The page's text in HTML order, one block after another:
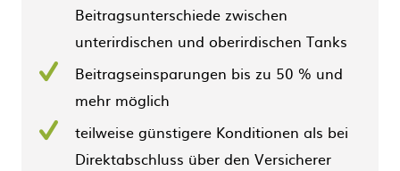
Beitragsunterschiede zwischen
unterirdischen und oberirdischen Tanks
Beitragseinsparungen bis zu 50 % und
mehr möglich
teilweise günstigere Konditionen als bei
Direktabschluss über den Versicherer